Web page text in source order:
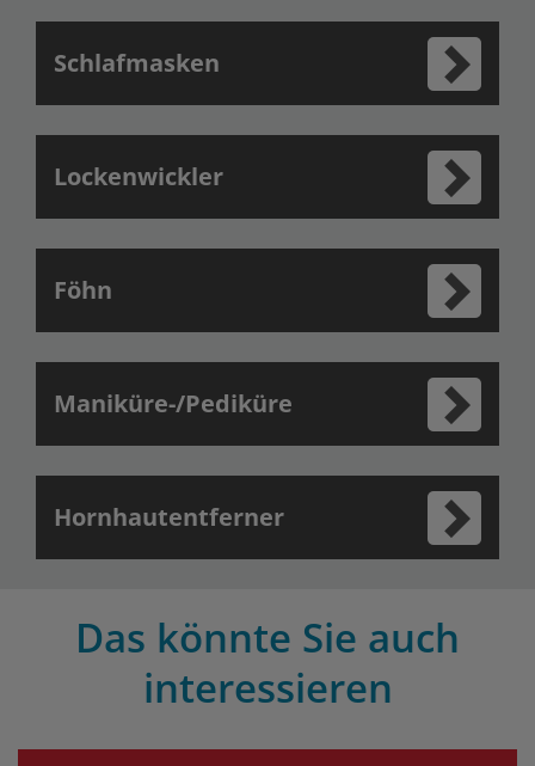
Schlafmasken
Lockenwickler
Föhn
Maniküre-/Pediküre
Hornhautentferner
Das könnte Sie auch
interessieren